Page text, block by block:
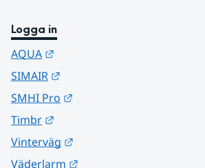
Logga in
AQUA
SIMAIR
SMHI Pro
Timbr
Vinterväg
Väderlarm